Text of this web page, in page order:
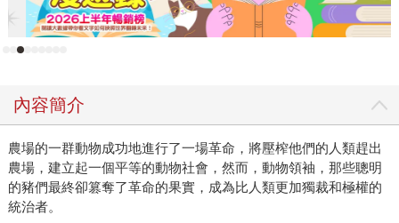
內容簡介
農場的一群動物成功地進行了一場革命，將壓榨他們的人類趕出
農場，建立起一個平等的動物社會，然而，動物領袖，那些聰明
的豬們最終卻篡奪了革命的果實，成為比人類更加獨裁和極權的
統治者。